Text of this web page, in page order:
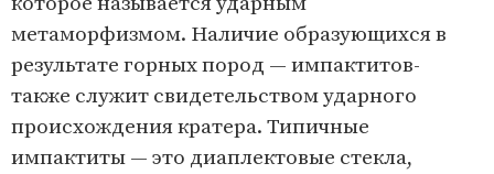
метаморфизмом. Наличие образующихся в
результате горных пород — импактитов-
также служит свидетельством ударного
происхождения кратера. Типичные
импактиты — это диаплектовые стекла,